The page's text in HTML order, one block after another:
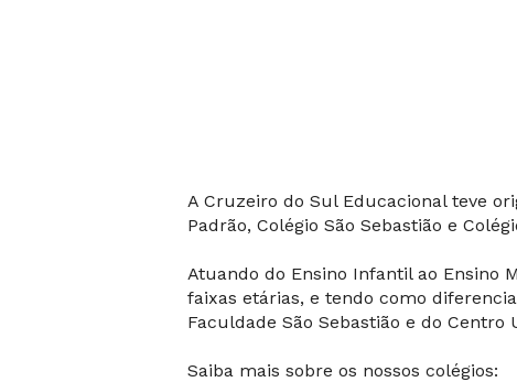
A Cruzeiro do Sul Educacional teve
Padrão, Colégio São Sebastião e
Atuando do Ensino Infantil ao Ensino
faixas etárias, e tendo como
Faculdade São Sebastião e do
Saiba mais sobre os nossos colégios: